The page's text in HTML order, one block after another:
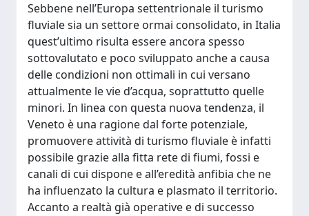
Sebbene nell’Europa settentrionale il turismo
fluviale sia un settore ormai consolidato, in Italia
quest’ultimo risulta essere ancora spesso
sottovalutato e poco sviluppato anche a causa
delle condizioni non ottimali in cui versano
attualmente le vie d’acqua, soprattutto quelle
minori. In linea con questa nuova tendenza, il
Veneto è una ragione dal forte potenziale,
promuovere attività di turismo fluviale è infatti
possibile grazie alla fitta rete di fiumi, fossi e
canali di cui dispone e all’eredità anfibia che ne
ha influenzato la cultura e plasmato il territorio.
Accanto a realtà già operative e di successo